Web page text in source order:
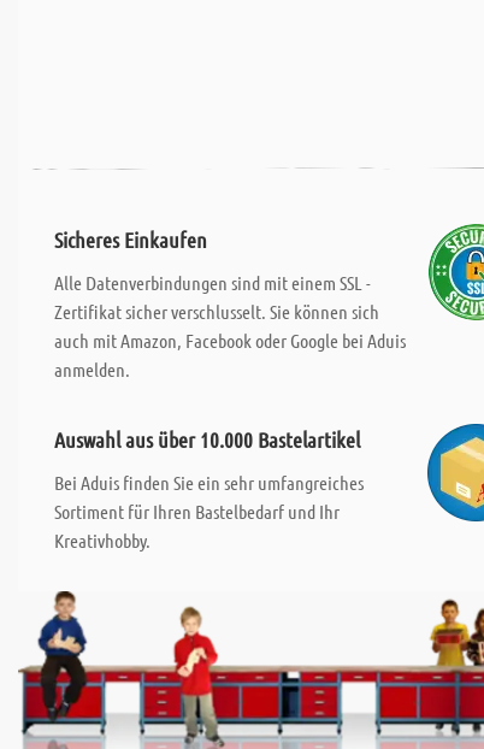
Sicheres Einkaufen
Alle Datenverbindungen sind mit einem SSL -
Zertifikat sicher verschlusselt. Sie können sich
auch mit Amazon, Facebook oder Google bei Aduis
anmelden.
Auswahl aus über 10.000 Bastelartikel
Bei Aduis finden Sie ein sehr umfangreiches
Sortiment für Ihren Bastelbedarf und Ihr
Kreativhobby.